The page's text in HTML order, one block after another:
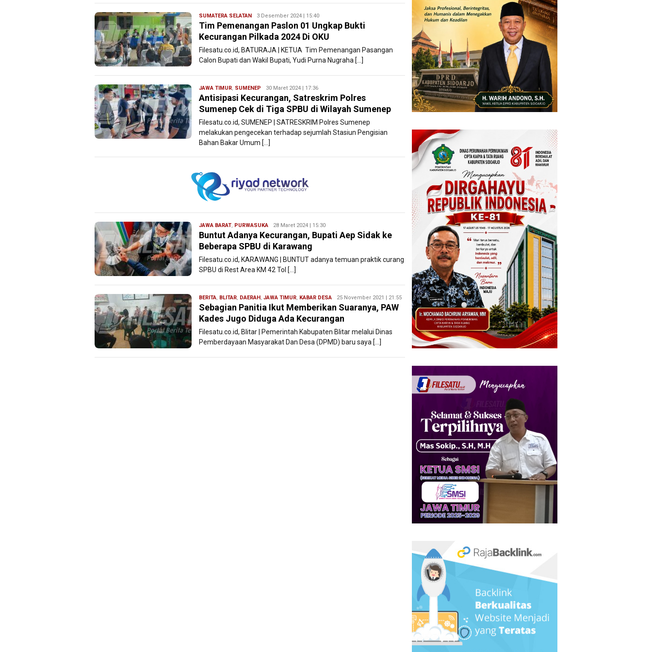
SUMATERA SELATAN
Ryan
Karawang
3 Desember 2024 | 15:40
Tim Pemenangan Paslon 01 Ungkap Bukti
Kecurangan Pilkada 2024 Di OKU
Filesatu.co.id, BATURAJA | KETUA Tim Pemenangan Pasangan
Calon Bupati dan Wakil Bupati, Yudi Purna Nugraha […]
JAWA TIMUR, SUMENEP Ryan
Karawang
30 Maret 2024 | 17:36
Antisipasi Kecurangan, Satreskrim Polres
Sumenep Cek di Tiga SPBU di Wilayah Sumenep
Filesatu.co.id, SUMENEP | SATRESKRIM Polres Sumenep
melakukan pengecekan terhadap sejumlah Stasiun Pengisian
Bahan Bakar Umum […]
JAWA BARAT, PURWASUKA Ryan
Karawang
28 Maret 2024 | 15:30
Buntut Adanya Kecurangan, Bupati Aep Sidak ke
Beberapa SPBU di Karawang
Filesatu.co.id, KARAWANG | BUNTUT adanya temuan praktik curang
SPBU di Rest Area KM 42 Tol […]
BERITA, BLITAR, DAERAH , JAWA TIMUR, KABAR DESA Redaksi
Filesatu
25 November 2021 | 21:55
Sebagian Panitia Ikut Memberikan Suaranya, PAW
Kades Jugo Diduga Ada Kecurangan
Filesatu.co.id, Blitar | Pemerintah Kabupaten Blitar melalui Dinas
Pemberdayaan Masyarakat Dan Desa (DPMD) baru saya […]